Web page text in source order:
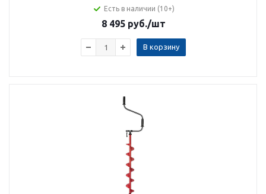
Есть в наличии (10+)
8 495 руб./шт
В корзину